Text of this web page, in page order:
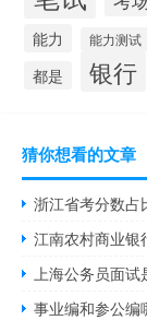
能力 能力测试
都是 银行
猜你想看的文章
浙江省考分数占
江南农村商业银
上海公务员面
事业编和参公编